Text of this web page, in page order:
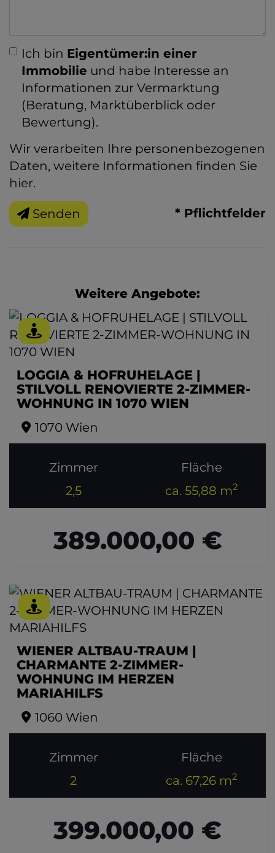
Ich bin Eigentümer:in einer
Immobilie und habe Interesse an
Informationen zur Vermarktung
(Beratung, Marktüberblick oder
Bewertung).
Wir verarbeiten Ihre personenbezogenen
Daten, weitere Informationen finden Sie
hier.
Senden * Pflichtfelder
Weitere Angebote:
LOGGIA & HOFRUHELAGE |
STILVOLL RENOVIERTE 2-ZIMMER-
WOHNUNG IN 1070 WIEN
1070 Wien
Zimmer
2,5
Fläche
ca. 55,88 m2
389.000,00 €
WIENER ALTBAU-TRAUM |
CHARMANTE 2-ZIMMER-
WOHNUNG IM HERZEN
MARIAHILFS
1060 Wien
Zimmer
2
Fläche
ca. 67,26 m2
399.000,00 €